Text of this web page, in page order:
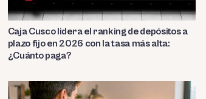
Caja Cusco lidera el ranking de depósitos a
plazo fijo en 2026 con la tasa más alta:
¿Cuánto paga?